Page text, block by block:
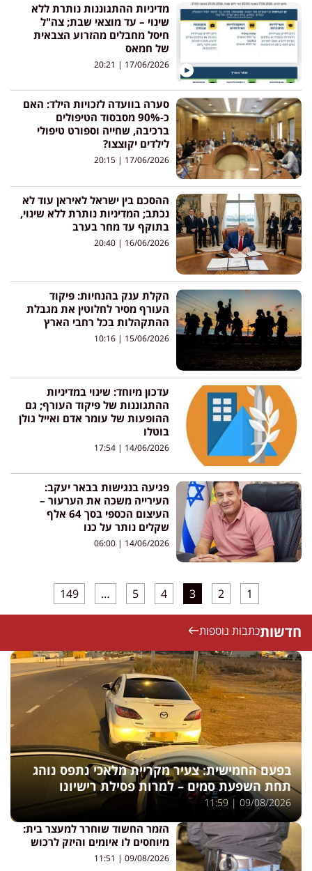
מדיניות ההתגוננות נותרת ללא
שינוי – עד מוצאי שבת; צה"ל
חיסל מחבלים מהזרוע הצבאית
של חמאס
17/06/2026
סערה בוועדה לזכויות הילד: האם
כ-90% מסבסוד הטיפולים
ברכיבה, שחייה וספורט טיפולי
לילדים יקוצצו?
17/06/2026
ההסכם בין ישראל לאיראן עוד לא
נכתב; המדיניות נותרת ללא שינוי,
בתוקף עד מחר בערב
16/06/2026
הקלת ענק בהנחיות: פיקוד
העורף מסיר לחלוטין את מגבלת
ההתקהלות בכל רחבי הארץ
15/06/2026
עדכון מיוחד: שינוי במדיניות
ההתגוננות של פיקוד העורף; גם
ההופעות של עומר אדם ואייל גולן
בוטלו
14/06/2026
פגיעה בנגישות בבאר יעקב:
העירייה משכה את הערעור –
העיצום הכספי בסך 64 אלף
שקלים נותר על כנו
14/06/2026
1
2
3
4
5
…
149
חדשותכתבות נוספות
בפעם החמישית: צעיר מקריית מלאכי נתפס נוהג
תחת השפעת סמים – למרות פסילת רישיונו
09/08/2026
הזמר החשוד שוחרר למעצר בית:
מיוחסים לו איומים והיזק לרכוש
09/08/2026